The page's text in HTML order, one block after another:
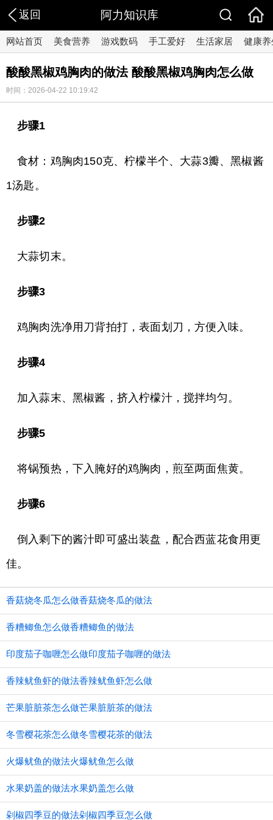
返回 阿力知识库
网站首页 美食营养 游戏数码 手工爱好 生活家居 健康养
酸酸黑椒鸡胸肉的做法 酸酸黑椒鸡胸肉怎么做
时间：2026-04-22 10:19:42
步骤1
食材：鸡胸肉150克、柠檬半个、大蒜3瓣、黑椒酱
1汤匙。
步骤2
大蒜切末。
步骤3
鸡胸肉洗净用刀背拍打，表面划刀，方便入味。
步骤4
加入蒜末、黑椒酱，挤入柠檬汁，搅拌均匀。
步骤5
将锅预热，下入腌好的鸡胸肉，煎至两面焦黄。
步骤6
倒入剩下的酱汁即可盛出装盘，配合西蓝花食用更
佳。
香菇烧冬瓜怎么做香菇烧冬瓜的做法
香糟鲫鱼怎么做香糟鲫鱼的做法
印度茄子咖喱怎么做印度茄子咖喱的做法
香辣鱿鱼虾的做法香辣鱿鱼虾怎么做
芒果脏脏茶怎么做芒果脏脏茶的做法
冬雪樱花茶怎么做冬雪樱花茶的做法
火爆鱿鱼的做法火爆鱿鱼怎么做
水果奶盖的做法水果奶盖怎么做
剁椒四季豆的做法剁椒四季豆怎么做